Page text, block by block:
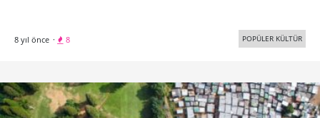
8 yıl önce · 8 POPÜLER KÜLTÜR